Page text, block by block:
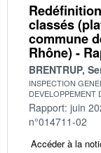
classés
commune
Rhône) -
BRENTRUP,
INSPECTION
DEVELOPPEMENT
Rapport: juin
n°014711-02
Accéder à la